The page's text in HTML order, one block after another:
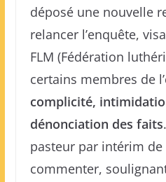
déposé une nouvelle
relancer l’enquête,
FLM (Fédération
certains membres de
complicité,
dénonciation des faits
pasteur par intérim de
commenter,